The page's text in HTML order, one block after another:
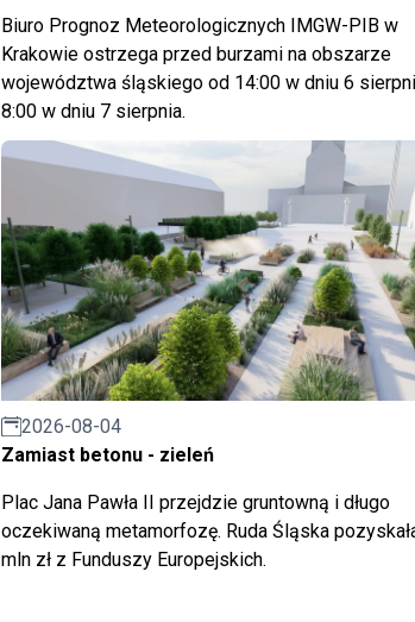
Biuro Prognoz Meteorologicznych IMGW-PIB w
Krakowie ostrzega przed burzami na obszarze
województwa śląskiego od 14:00 w dniu 6
8:00 w dniu 7 sierpnia.
2026-08-04
Zamiast betonu - zieleń
Plac Jana Pawła II przejdzie gruntowną i długo
oczekiwaną metamorfozę. Ruda Śląska
mln zł z Funduszy Europejskich.